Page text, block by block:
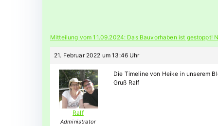
Mitteilung vom 11.09.2024: Das Bauvorhaben ist gestoppt!
21. Februar 2022 um 13:46 Uhr
Ralf
Administrator
Die Timeline von Heike in unserem
Gruß Ralf